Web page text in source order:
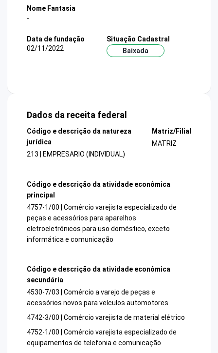
Nome Fantasia
-
Data de fundação
02/11/2022
Situação Cadastral
Baixada
Dados da receita federal
Código e descrição da natureza
jurídica
213 | EMPRESARIO (INDIVIDUAL)
Matriz/Filial
MATRIZ
Código e descrição da atividade econômica
principal
4757-1/00 | Comércio varejista especializado de
peças e acessórios para aparelhos
eletroeletrônicos para uso doméstico, exceto
informática e comunicação
Código e descrição da atividade econômica
secundária
4530-7/03 | Comércio a varejo de peças e
acessórios novos para veículos automotores
4742-3/00 | Comércio varejista de material elétrico
4752-1/00 | Comércio varejista especializado de
equipamentos de telefonia e comunicação